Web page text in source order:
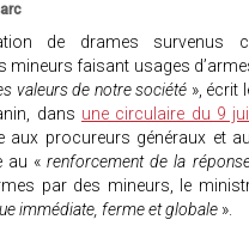
de drames survenus
mineurs faisant usages
valeurs de notre société », écrit
dans une circulaire du 9
aux procureurs généraux et
au «renforcement de la
par des mineurs, le
immédiate, ferme et globale ».